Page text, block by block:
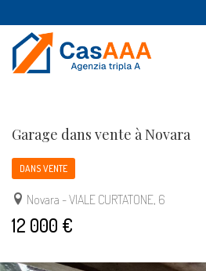
Garage dans vente à Novara
DANS VENTE
Novara - VIALE CURTATONE, 6
12 000 €